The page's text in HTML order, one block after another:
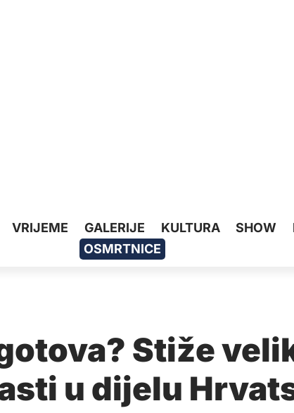
VRIJEME GALERIJE KULTURA SHOW
OSMRTNICE
Stiže
u dijelu